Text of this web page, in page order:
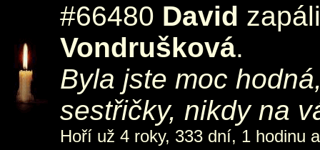
#66480 David
Vondrušková.
Byla jste moc
sestřičky, nikdy na
Hoří už 4 roky, 333 dní, 1 hodinu